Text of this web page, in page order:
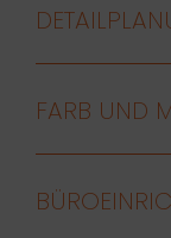
FARB UND